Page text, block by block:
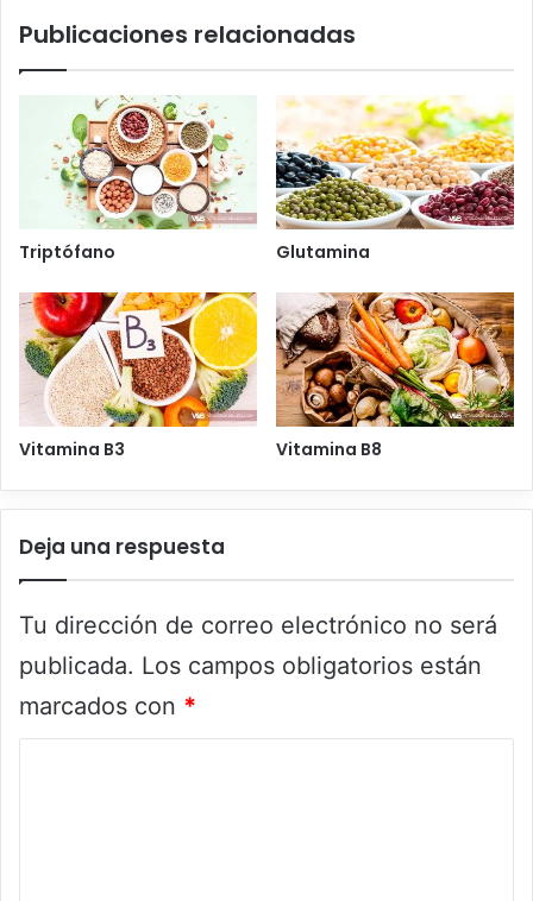
Publicaciones relacionadas
Triptófano Glutamina
Vitamina B3 Vitamina B8
Deja una respuesta
Tu dirección de correo electrónico no será
publicada. Los campos obligatorios están
marcados con *